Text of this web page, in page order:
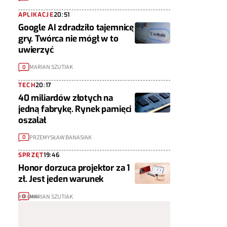
APLIKACJE20:51
Google AI zdradziło tajemnicę
gry. Twórca nie mógł w to
uwierzyć
0 MARIAN SZUTIAK
TECH20:17
40 miliardów złotych na
jedną fabrykę. Rynek pamięci
oszalał
0 PRZEMYSŁAW BANASIAK
SPRZĘT19:46
Honor dorzuca projektor za 1
zł. Jest jeden warunek
0 MARIAN SZUTIAK